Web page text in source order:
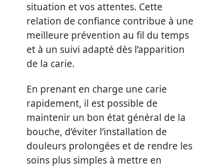
situation et vos attentes. Cette
relation de confiance contribue à une
meilleure prévention au fil du temps
et à un suivi adapté dès l’apparition
de la carie.
En prenant en charge une carie
rapidement, il est possible de
maintenir un bon état général de la
bouche, d’éviter l’installation de
douleurs prolongées et de rendre les
soins plus simples à mettre en